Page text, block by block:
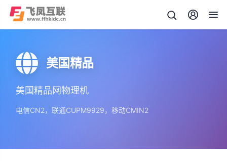
美国精品
美国精品网物理机
电信CN2，联通CUPM9929，移动CMIN2